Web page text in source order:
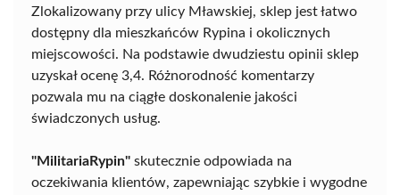
Zlokalizowany przy ulicy Mławskiej, sklep jest łatwo
dostępny dla mieszkańców Rypina i okolicznych
miejscowości. Na podstawie dwudziestu opinii sklep
uzyskał ocenę 3,4. Różnorodność komentarzy
pozwala mu na ciągłe doskonalenie jakości
świadczonych usług.
"MilitariaRypin" skutecznie odpowiada na
oczekiwania klientów, zapewniając szybkie i wygodne